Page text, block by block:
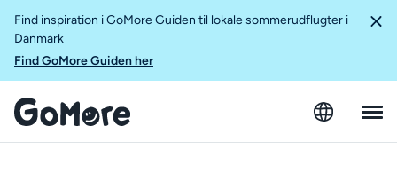
Find inspiration i GoMore Guiden til lokale sommerudflugter i
Danmark
Find GoMore Guiden her